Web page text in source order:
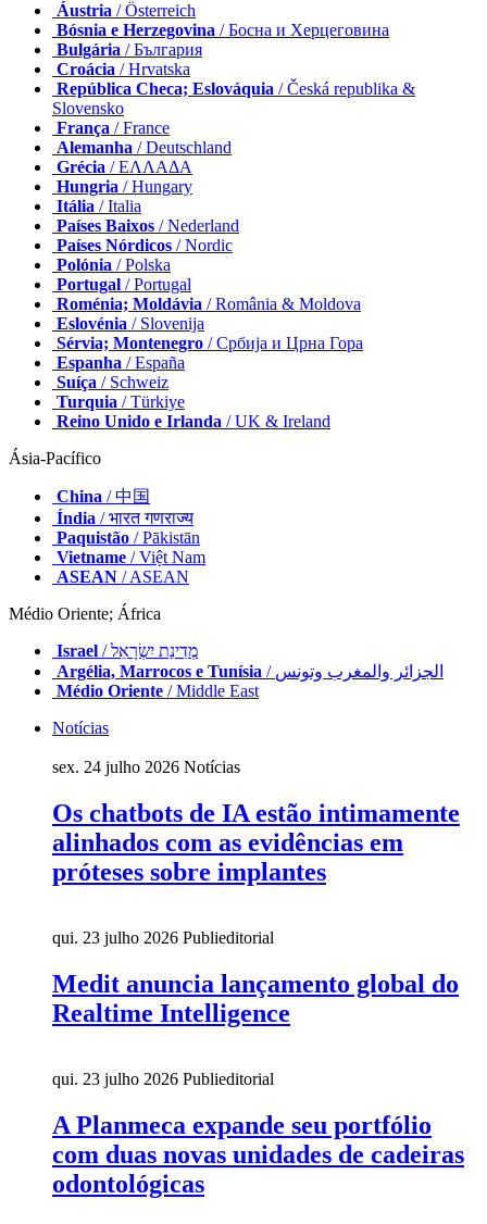
Áustria / Österreich
Bósnia e Herzegovina / Босна и Херцеговина
Bulgária / България
Croácia / Hrvatska
República Checa; Eslováquia / Česká republika &
Slovensko
França / France
Alemanha / Deutschland
Grécia / ΕΛΛΑΔΑ
Hungria / Hungary
Itália / Italia
Países Baixos / Nederland
Países Nórdicos / Nordic
Polónia / Polska
Portugal / Portugal
Roménia; Moldávia / România & Moldova
Eslovénia / Slovenija
Sérvia; Montenegro / Србија и Црна Гора
Espanha / España
Suíça / Schweiz
Turquia / Türkiye
Reino Unido e Irlanda / UK & Ireland
Ásia-Pacífico
China / 中国
Índia / भारत गणराज्य
Paquistão / Pākistān
Vietname / Việt Nam
ASEAN / ASEAN
Médio Oriente; África
Israel
/ מְדִינַת יִשְׂרָאֵל
Argélia, Marrocos e Tunísia
/ الجزائر والمغرب وتونس
Médio Oriente / Middle East
Notícias
sex. 24 julho 2026 Notícias
Os chatbots de IA estão intimamente
alinhados com as evidências em
próteses sobre implantes
qui. 23 julho 2026 Publieditorial
Medit anuncia lançamento global do
Realtime Intelligence
qui. 23 julho 2026 Publieditorial
A Planmeca expande seu portfólio
com duas novas unidades de cadeiras
odontológicas